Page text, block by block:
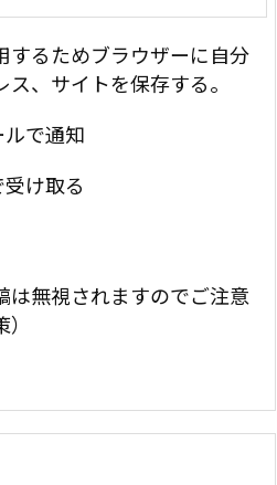
するためブラウザーに自分
、サイトを保存する。
で通知
け取る
は無視されますのでご注意